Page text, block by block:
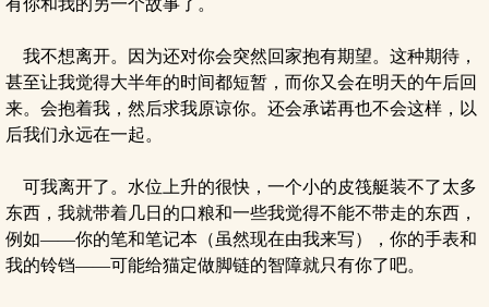
有你和我的另一个故事了。
我不想离开。因为还对你会突然回家抱有期望。这种期待，
甚至让我觉得大半年的时间都短暂，而你又会在明天的午后回
来。会抱着我，然后求我原谅你。还会承诺再也不会这样，以
后我们永远在一起。
可我离开了。水位上升的很快，一个小的皮筏艇装不了太多
东西，我就带着几日的口粮和一些我觉得不能不带走的东西，
例如——你的笔和笔记本（虽然现在由我来写），你的手表和
我的铃铛——可能给猫定做脚链的智障就只有你了吧。